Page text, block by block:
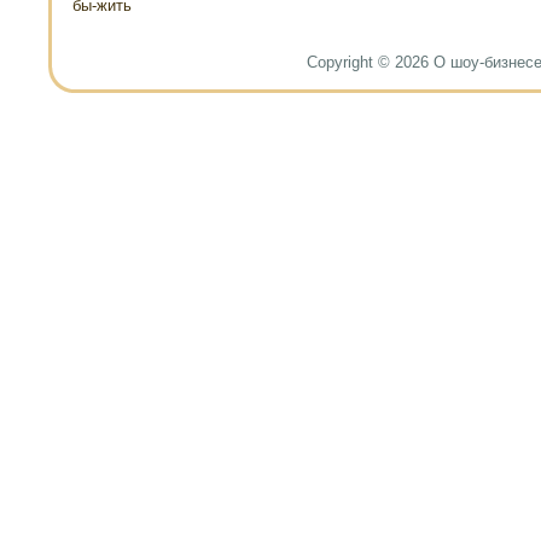
бы-жить
Copyright © 2026 О шоу-